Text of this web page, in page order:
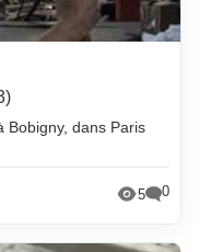
Bobigny, dans Paris
5 0